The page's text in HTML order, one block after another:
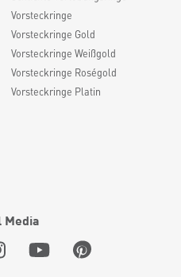
Vorsteckringe
Vorsteckringe Gold
Vorsteckringe Weißgold
Vorsteckringe Roségold
Vorsteckringe Platin
Media